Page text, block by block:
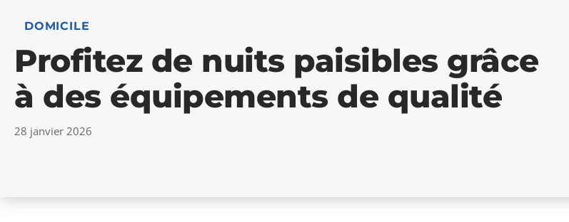
DOMICILE
Profitez de nuits paisibles grâce
à des équipements de qualité
28 janvier 2026